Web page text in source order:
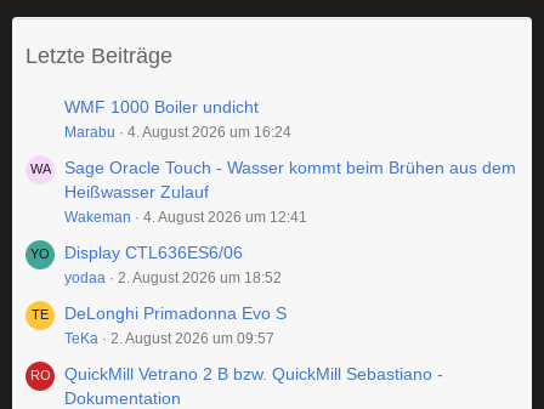
Letzte Beiträge
WMF 1000 Boiler undicht
Marabu 4. August 2026 um 16:24
Sage Oracle Touch - Wasser kommt beim Brühen aus dem
Heißwasser Zulauf
Wakeman 4. August 2026 um 12:41
Display CTL636ES6/06
yodaa 2. August 2026 um 18:52
DeLonghi Primadonna Evo S
TeKa 2. August 2026 um 09:57
QuickMill Vetrano 2 B bzw. QuickMill Sebastiano -
Dokumentation